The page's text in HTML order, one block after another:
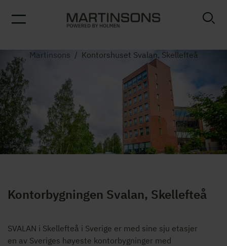
Martinsons / Kontorshuset Svalan, Skellefteå
Kontorbygningen Svalan, Skellefteå
SVALAN i Skellefteå i Sverige er med sine sju etasjer
en av Sveriges høyeste kontorbygninger med